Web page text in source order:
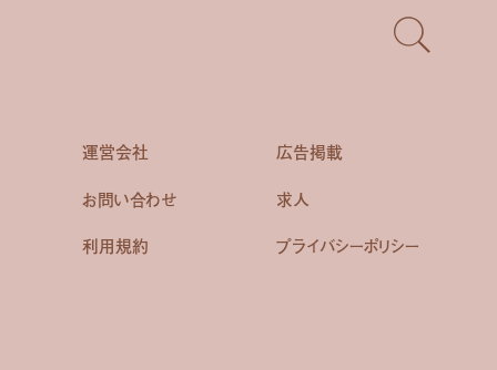
運営会社
広告掲載
お問い合わせ
求人
利用規約 プライバシーポリシー